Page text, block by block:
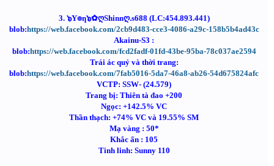
3. ๖Y๏ƞ๖✿ღShinnღ.s688 (LC:454.893.441)
blob:https://web.facebook.com/2cb9d483-cce3-4086-a29c-158b5b4ad43c
Akainu-S3 :
blob:https://web.facebook.com/fcd2fadf-01fd-43be-95ba-78c037ae2594
Trái ác quỷ và thời trang:
blob:https://web.facebook.com/7fab5016-5da7-46a8-ab26-54d675824afc
VCTP: SSW- (24.579)
Trang bị: Thiên tà đao +200
Ngọc: +142.5% VC
Thần thạch: +74% VC và 19.55% SM
Mạ vàng : 50*
Khắc ấn : 105
Tinh linh: Sunny 110